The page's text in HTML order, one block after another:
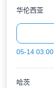
华伦西亚
05-14 03:00
哈茨